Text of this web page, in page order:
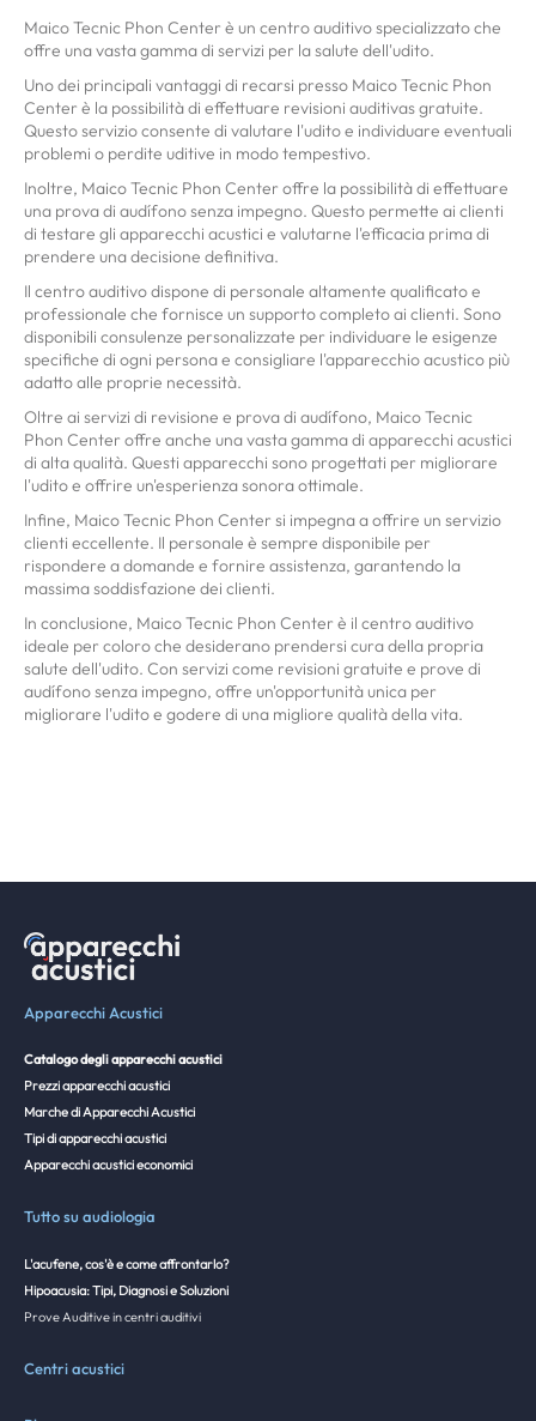
Maico Tecnic Phon Center è un centro auditivo specializzato che
offre una vasta gamma di servizi per la salute dell'udito.
Uno dei principali vantaggi di recarsi presso Maico Tecnic Phon
Center è la possibilità di effettuare revisioni auditivas gratuite.
Questo servizio consente di valutare l'udito e individuare eventuali
problemi o perdite uditive in modo tempestivo.
Inoltre, Maico Tecnic Phon Center offre la possibilità di effettuare
una prova di audífono senza impegno. Questo permette ai clienti
di testare gli apparecchi acustici e valutarne l'efficacia prima di
prendere una decisione definitiva.
Il centro auditivo dispone di personale altamente qualificato e
professionale che fornisce un supporto completo ai clienti. Sono
disponibili consulenze personalizzate per individuare le esigenze
specifiche di ogni persona e consigliare l'apparecchio acustico più
adatto alle proprie necessità.
Oltre ai servizi di revisione e prova di audífono, Maico Tecnic
Phon Center offre anche una vasta gamma di apparecchi acustici
di alta qualità. Questi apparecchi sono progettati per migliorare
l'udito e offrire un'esperienza sonora ottimale.
Infine, Maico Tecnic Phon Center si impegna a offrire un servizio
clienti eccellente. Il personale è sempre disponibile per
rispondere a domande e fornire assistenza, garantendo la
massima soddisfazione dei clienti.
In conclusione, Maico Tecnic Phon Center è il centro auditivo
ideale per coloro che desiderano prendersi cura della propria
salute dell'udito. Con servizi come revisioni gratuite e prove di
audífono senza impegno, offre un'opportunità unica per
migliorare l'udito e godere di una migliore qualità della vita.
Apparecchi Acustici
Catalogo degli apparecchi acustici
Prezzi apparecchi acustici
Marche di Apparecchi Acustici
Tipi di apparecchi acustici
Apparecchi acustici economici
Tutto su audiologia
L'acufene, cos'è e come affrontarlo?
Hipoacusia: Tipi, Diagnosi e Soluzioni
Prove Auditive in centri auditivi
Centri acustici